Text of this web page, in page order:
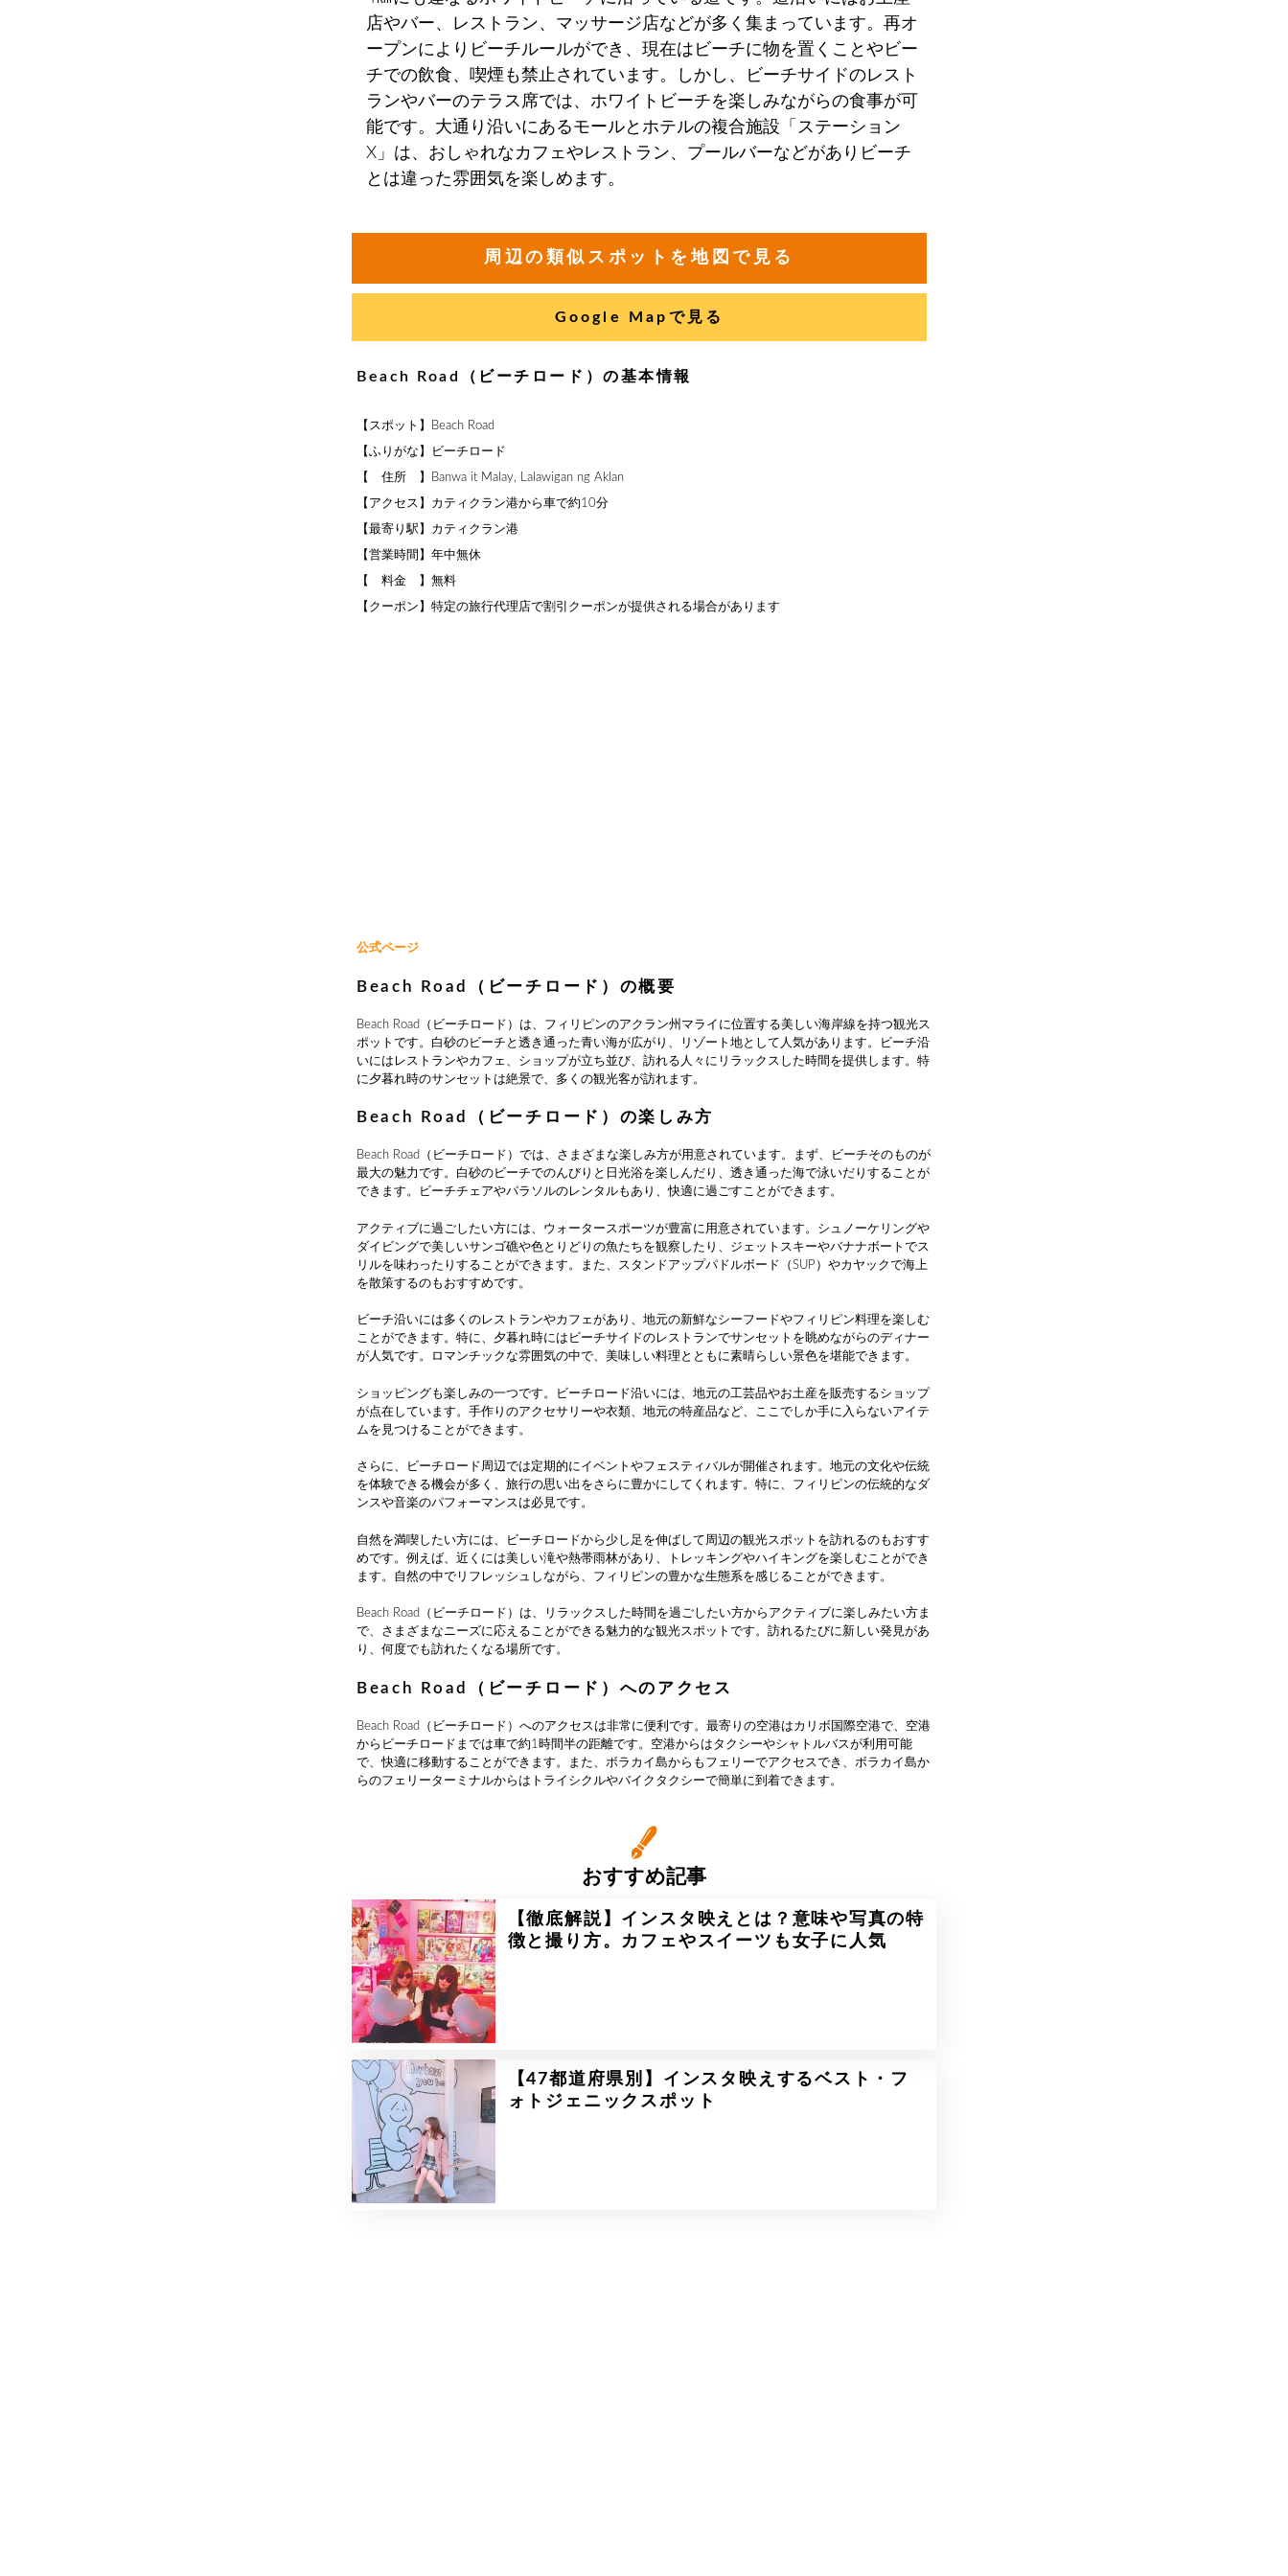
店やバー、レストラン、マッサージ店などが多く集まっています。再オ
ープンによりビーチルールができ、現在はビーチに物を置くことやビー
チでの飲食、喫煙も禁止されています。しかし、ビーチサイドのレスト
ランやバーのテラス席では、ホワイトビーチを楽しみながらの食事が可
能です。大通り沿いにあるモールとホテルの複合施設「ステーション
X」は、おしゃれなカフェやレストラン、プールバーなどがありビーチ
とは違った雰囲気を楽しめます。
周辺の類似スポットを地図で見る
Google Mapで見る
Beach Road（ビーチロード）の基本情報
【スポット】Beach Road
【ふりがな】ビーチロード
【 住所 】Banwa it Malay, Lalawigan ng Aklan
【アクセス】カティクラン港から車で約10分
【最寄り駅】カティクラン港
【営業時間】年中無休
【 料金 】無料
【クーポン】特定の旅行代理店で割引クーポンが提供される場合があります
公式ページ
Beach Road（ビーチロード）の概要
Beach Road（ビーチロード）は、フィリピンのアクラン州マライに位置する美しい海岸線を持つ観光ス
ポットです。白砂のビーチと透き通った青い海が広がり、リゾート地として人気があります。ビーチ沿
いにはレストランやカフェ、ショップが立ち並び、訪れる人々にリラックスした時間を提供します。特
に夕暮れ時のサンセットは絶景で、多くの観光客が訪れます。
Beach Road（ビーチロード）の楽しみ方
Beach Road（ビーチロード）では、さまざまな楽しみ方が用意されています。まず、ビーチそのものが
最大の魅力です。白砂のビーチでのんびりと日光浴を楽しんだり、透き通った海で泳いだりすることが
できます。ビーチチェアやパラソルのレンタルもあり、快適に過ごすことができます。
アクティブに過ごしたい方には、ウォータースポーツが豊富に用意されています。シュノーケリングや
ダイビングで美しいサンゴ礁や色とりどりの魚たちを観察したり、ジェットスキーやバナナボートでス
リルを味わったりすることができます。また、スタンドアップパドルボード（SUP）やカヤックで海上
を散策するのもおすすめです。
ビーチ沿いには多くのレストランやカフェがあり、地元の新鮮なシーフードやフィリピン料理を楽しむ
ことができます。特に、夕暮れ時にはビーチサイドのレストランでサンセットを眺めながらのディナー
が人気です。ロマンチックな雰囲気の中で、美味しい料理とともに素晴らしい景色を堪能できます。
ショッピングも楽しみの一つです。ビーチロード沿いには、地元の工芸品やお土産を販売するショップ
が点在しています。手作りのアクセサリーや衣類、地元の特産品など、ここでしか手に入らないアイテ
ムを見つけることができます。
さらに、ビーチロード周辺では定期的にイベントやフェスティバルが開催されます。地元の文化や伝統
を体験できる機会が多く、旅行の思い出をさらに豊かにしてくれます。特に、フィリピンの伝統的なダ
ンスや音楽のパフォーマンスは必見です。
自然を満喫したい方には、ビーチロードから少し足を伸ばして周辺の観光スポットを訪れるのもおすす
めです。例えば、近くには美しい滝や熱帯雨林があり、トレッキングやハイキングを楽しむことができ
ます。自然の中でリフレッシュしながら、フィリピンの豊かな生態系を感じることができます。
Beach Road（ビーチロード）は、リラックスした時間を過ごしたい方からアクティブに楽しみたい方ま
で、さまざまなニーズに応えることができる魅力的な観光スポットです。訪れるたびに新しい発見があ
り、何度でも訪れたくなる場所です。
Beach Road（ビーチロード）へのアクセス
Beach Road（ビーチロード）へのアクセスは非常に便利です。最寄りの空港はカリボ国際空港で、空港
からビーチロードまでは車で約1時間半の距離です。空港からはタクシーやシャトルバスが利用可能
で、快適に移動することができます。また、ボラカイ島からもフェリーでアクセスでき、ボラカイ島か
らのフェリーターミナルからはトライシクルやバイクタクシーで簡単に到着できます。
おすすめ記事
【徹底解説】インスタ映えとは？意味や写真の特
徴と撮り方。カフェやスイーツも女子に人気
【47都道府県別】インスタ映えするベスト・フ
ォトジェニックスポット